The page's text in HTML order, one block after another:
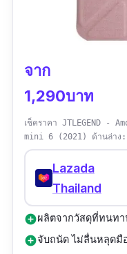
iPad
Air4/Air5
วัสดุ:
การรับประกัน:
รีวิวจากผู้ใช้จริง: "ท
ทางร้านประสานงา
สะดวกมากค่ะ เค
อย่าง แข็งแรงมาก
ค่ะ"
จาก
1,290บาท
เช็คราคา JTLEGEND -
mini 6 (2021) ด้านล่าง:
Lazada
Thailand
add_circleผลิตจากวัสดุที่ทนท
add_circleจับถนัด ไม่ลื่นหลุดมื